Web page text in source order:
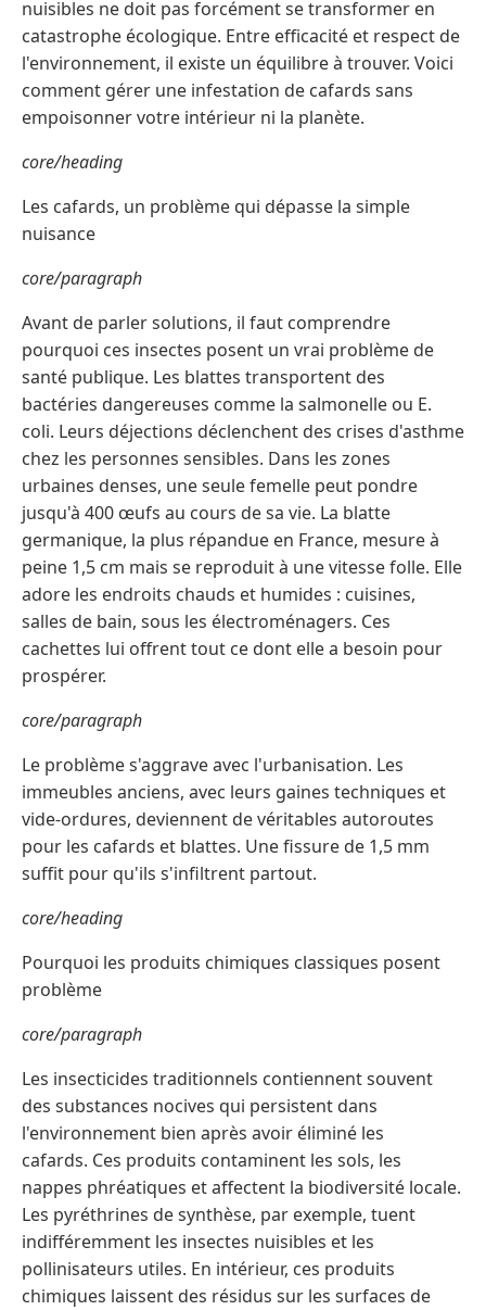
nuisibles ne doit pas forcément se transformer en
catastrophe écologique. Entre efficacité et respect de
l'environnement, il existe un équilibre à trouver. Voici
comment gérer une infestation de cafards sans
empoisonner votre intérieur ni la planète.
core/heading
Les cafards, un problème qui dépasse la simple
nuisance
core/paragraph
Avant de parler solutions, il faut comprendre
pourquoi ces insectes posent un vrai problème de
santé publique. Les blattes transportent des
bactéries dangereuses comme la salmonelle ou E.
coli. Leurs déjections déclenchent des crises d'asthme
chez les personnes sensibles. Dans les zones
urbaines denses, une seule femelle peut pondre
jusqu'à 400 œufs au cours de sa vie. La blatte
germanique, la plus répandue en France, mesure à
peine 1,5 cm mais se reproduit à une vitesse folle. Elle
adore les endroits chauds et humides : cuisines,
salles de bain, sous les électroménagers. Ces
cachettes lui offrent tout ce dont elle a besoin pour
prospérer.
core/paragraph
Le problème s'aggrave avec l'urbanisation. Les
immeubles anciens, avec leurs gaines techniques et
vide-ordures, deviennent de véritables autoroutes
pour les cafards et blattes. Une fissure de 1,5 mm
suffit pour qu'ils s'infiltrent partout.
core/heading
Pourquoi les produits chimiques classiques posent
problème
core/paragraph
Les insecticides traditionnels contiennent souvent
des substances nocives qui persistent dans
l'environnement bien après avoir éliminé les
cafards. Ces produits contaminent les sols, les
nappes phréatiques et affectent la biodiversité locale.
Les pyréthrines de synthèse, par exemple, tuent
indifféremment les insectes nuisibles et les
pollinisateurs utiles. En intérieur, ces produits
chimiques laissent des résidus sur les surfaces de